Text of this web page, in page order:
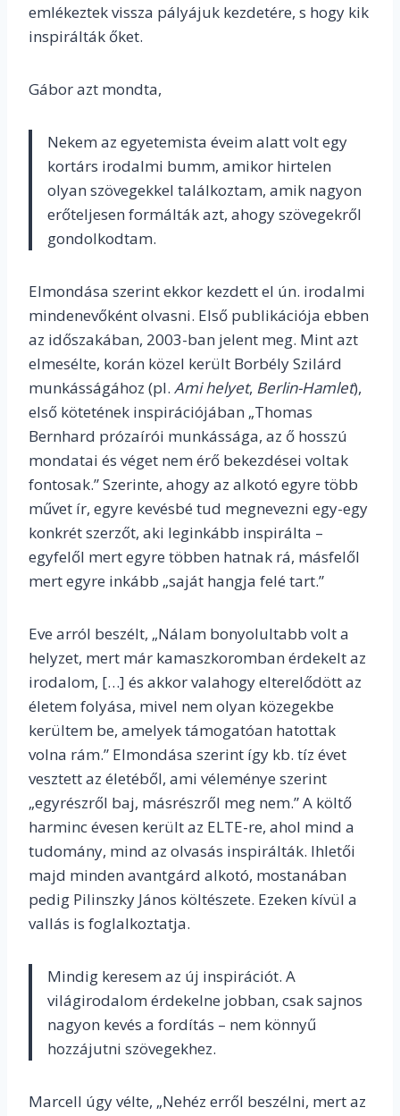
emlékeztek vissza pályájuk kezdetére, s hogy kik
inspirálták őket.
Gábor azt mondta,
Nekem az egyetemista éveim alatt volt egy
kortárs irodalmi bumm, amikor hirtelen
olyan szövegekkel találkoztam, amik nagyon
erőteljesen formálták azt, ahogy szövegekről
gondolkodtam.
Elmondása szerint ekkor kezdett el ún. irodalmi
mindenevőként olvasni. Első publikációja ebben
az időszakában, 2003-ban jelent meg. Mint azt
elmesélte, korán közel került Borbély Szilárd
munkásságához (pl. Ami helyet, Berlin-Hamlet),
első kötetének inspirációjában „Thomas
Bernhard prózaírói munkássága, az ő hosszú
mondatai és véget nem érő bekezdései voltak
fontosak.” Szerinte, ahogy az alkotó egyre több
művet ír, egyre kevésbé tud megnevezni egy-egy
konkrét szerzőt, aki leginkább inspirálta –
egyfelől mert egyre többen hatnak rá, másfelől
mert egyre inkább „saját hangja felé tart.”
Eve arról beszélt, „Nálam bonyolultabb volt a
helyzet, mert már kamaszkoromban érdekelt az
irodalom, […] és akkor valahogy elterelődött az
életem folyása, mivel nem olyan közegekbe
kerültem be, amelyek támogatóan hatottak
volna rám.” Elmondása szerint így kb. tíz évet
vesztett az életéből, ami véleménye szerint
„egyrészről baj, másrészről meg nem.” A költő
harminc évesen került az ELTE-re, ahol mind a
tudomány, mind az olvasás inspirálták. Ihletői
majd minden avantgárd alkotó, mostanában
pedig Pilinszky János költészete. Ezeken kívül a
vallás is foglalkoztatja.
Mindig keresem az új inspirációt. A
világirodalom érdekelne jobban, csak sajnos
nagyon kevés a fordítás – nem könnyű
hozzájutni szövegekhez.
Marcell úgy vélte, „Nehéz erről beszélni, mert az